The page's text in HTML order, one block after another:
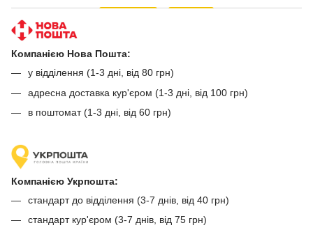
Компанією Нова Пошта:
у відділення (1-3 дні, від 80 грн)
адресна доставка кур'єром (1-3 дні, від 100 грн)
в поштомат (1-3 дні, від 60 грн)
Компанією Укрпошта:
стандарт до відділення (3-7 днів, від 40 грн)
стандарт кур'єром (3-7 днів, від 75 грн)